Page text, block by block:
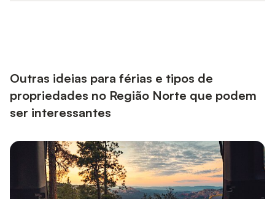
Outras ideias para férias e tipos de
propriedades no Região Norte que podem
ser interessantes